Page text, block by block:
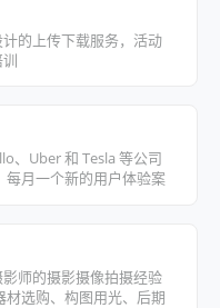
的上传下载服务，活动
、Uber 和 Tesla 等公司
每月一个新的用户体验案
师的摄影摄像拍摄经验
选购、构图用光、后期